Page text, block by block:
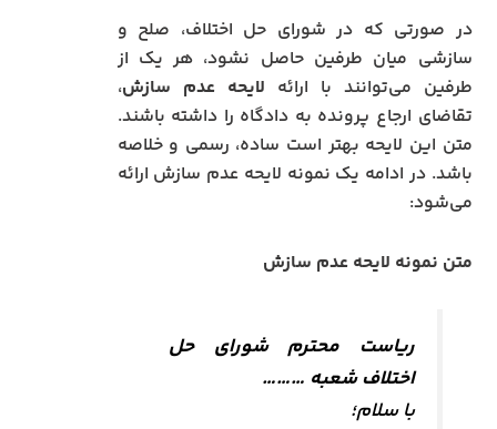
در صورتی که در شورای حل اختلاف، صلح و
سازشی میان طرفین حاصل نشود، هر یک از
طرفین می‌توانند با ارائه لایحه عدم سازش،
تقاضای ارجاع پرونده به دادگاه را داشته باشند.
متن این لایحه بهتر است ساده، رسمی و خلاصه
باشد. در ادامه یک نمونه لایحه عدم سازش ارائه
می‌شود:
متن نمونه لایحه عدم سازش
ریاست محترم شورای حل
اختلاف شعبه ………
با سلام؛